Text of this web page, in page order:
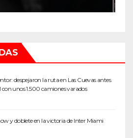
despejaron la ruta en Las Cuevas antes
unos 1.500 camiones varados
y doblete en la victoria de Inter Miami